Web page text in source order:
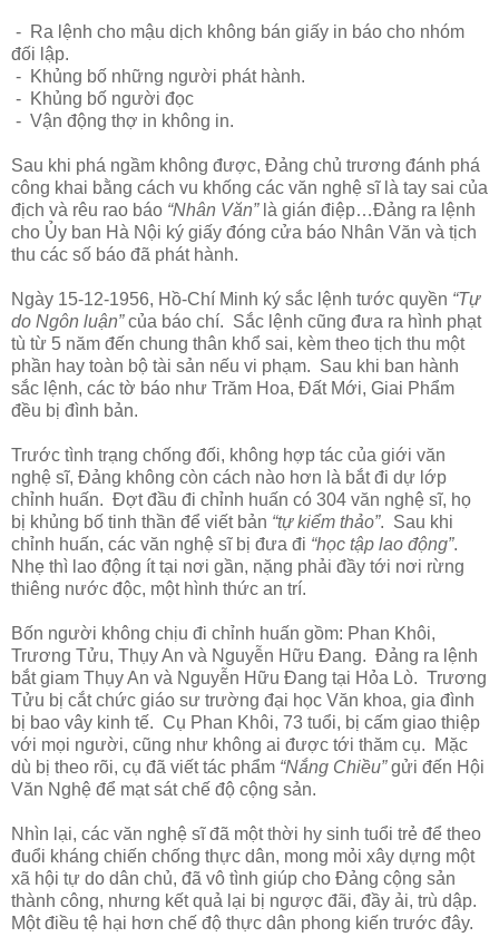
- Ra lệnh cho mậu dịch không bán giấy in báo cho nhóm
đối lập.
- Khủng bố những người phát hành.
- Khủng bố người đọc
- Vận động thợ in không in.
Sau khi phá ngầm không được, Đảng chủ trương đánh phá
công khai bằng cách vu khống các văn nghệ sĩ là tay sai của
địch và rêu rao báo “Nhân Văn”là gián điệp…Đảng ra lệnh
cho Ủy ban Hà Nội ký giấy đóng cửa báo Nhân Văn và tịch
thu các số báo đã phát hành.
Ngày 15-12-1956, Hồ-Chí Minh ký sắc lệnh tước quyền “Tự
do Ngôn luận”của báo chí. Sắc lệnh cũng đưa ra hình phạt
tù từ 5 năm đến chung thân khổ sai, kèm theo tịch thu một
phần hay toàn bộ tài sản nếu vi phạm. Sau khi ban hành
sắc lệnh, các tờ báo như Trăm Hoa, Đất Mới, Giai Phẩm
đều bị đình bản.
Trước tình trạng chống đối, không hợp tác của giới văn
nghệ sĩ, Đảng không còn cách nào hơn là bắt đi dự lớp
chỉnh huấn. Đợt đầu đi chỉnh huấn có 304 văn nghệ sĩ, họ
bị khủng bố tinh thần để viết bản “tự kiểm thảo”. Sau khi
chỉnh huấn, các văn nghệ sĩ bị đưa đi “học tập lao động”.
Nhẹ thì lao động ít tại nơi gần, nặng phải đầy tới nơi rừng
thiêng nước độc, một hình thức an trí.
Bốn người không chịu đi chỉnh huấn gồm: Phan Khôi,
Trương Tửu, Thụy An và Nguyễn Hữu Đang. Đảng ra lệnh
bắt giam Thụy An và Nguyễn Hữu Đang tại Hỏa Lò. Trương
Tửu bị cắt chức giáo sư trường đại học Văn khoa, gia đình
bị bao vây kinh tế. Cụ Phan Khôi, 73 tuổi, bị cấm giao thiệp
với mọi người, cũng như không ai được tới thăm cụ. Mặc
dù bị theo rõi, cụ đã viết tác phẩm “Nắng Chiều”gửi đến Hội
Văn Nghệ để mạt sát chế độ cộng sản.
Nhìn lại, các văn nghệ sĩ đã một thời hy sinh tuổi trẻ để theo
đuổi kháng chiến chống thực dân, mong mỏi xây dựng một
xã hội tự do dân chủ, đã vô tình giúp cho Đảng cộng sản
thành công, nhưng kết quả lại bị ngược đãi, đầy ải, trù dập.
Một điều tệ hại hơn chế độ thực dân phong kiến trước đây.